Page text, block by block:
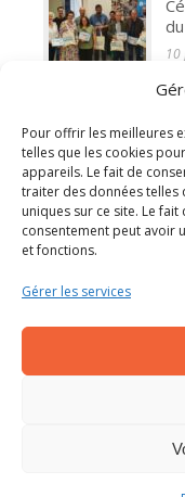
Pour offrir les meilleures
telles que les cookies
appareils. Le fait de
traiter des données telles
uniques sur ce site. Le
consentement peut avoir
et fonctions.
Gérer les services
10
10
Légales et